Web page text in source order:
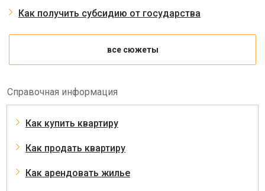
Как получить субсидию от государства
все сюжеты
Справочная информация
Как купить квартиру
Как продать квартиру
Как арендовать жилье